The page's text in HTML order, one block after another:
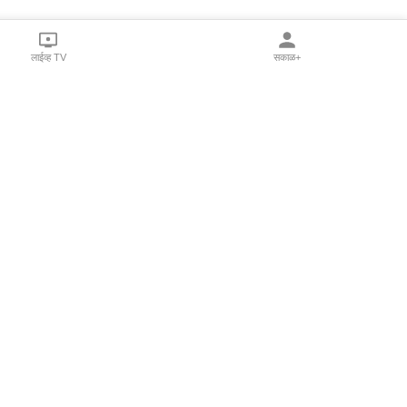
लाईव्ह TV सकाळ+